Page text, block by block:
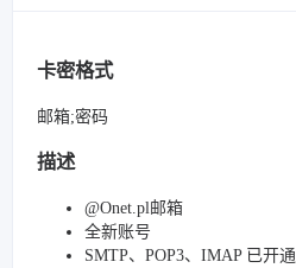
卡密格式
邮箱;密码
描述
@Onet.pl邮箱
全新账号
SMTP、POP3、IMAP 已开通